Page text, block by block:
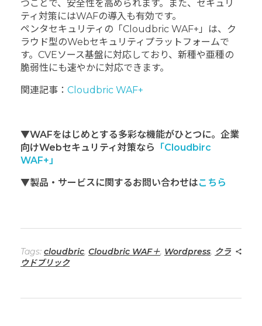
つことで、安全性を高められます。また、セキュリ
ティ対策にはWAFの導入も有効です。
ペンタセキュリティの「Cloudbric WAF+」は、ク
ラウド型のWebセキュリティプラットフォームで
す。CVEソース基盤に対応しており、新種や亜種の
脆弱性にも速やかに対応できます。
関連記事： Cloudbric WAF+
▼WAFをはじめとする多彩な機能がひとつに。企業
向けWebセキュリティ対策なら
「Cloudbirc
WAF+」
▼製品・サービスに関するお問い合わせはこちら
Tags: cloudbric, Cloudbric WAF＋, Wordpress, クラ
ウドブリック